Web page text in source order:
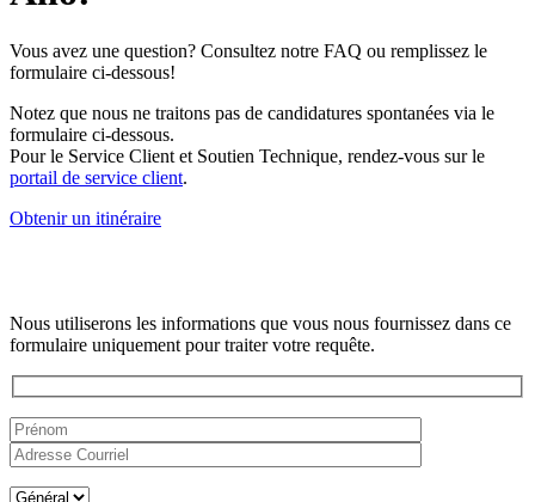
Vous avez une question? Consultez notre FAQ ou remplissez le
formulaire ci-dessous!
Notez que nous ne traitons pas de candidatures spontanées via le
formulaire ci-dessous.
Pour le Service Client et Soutien Technique, rendez-vous sur le
portail de service client.
Obtenir un itinéraire
Nous utiliserons les informations que vous nous fournissez dans ce
formulaire uniquement pour traiter votre requête.